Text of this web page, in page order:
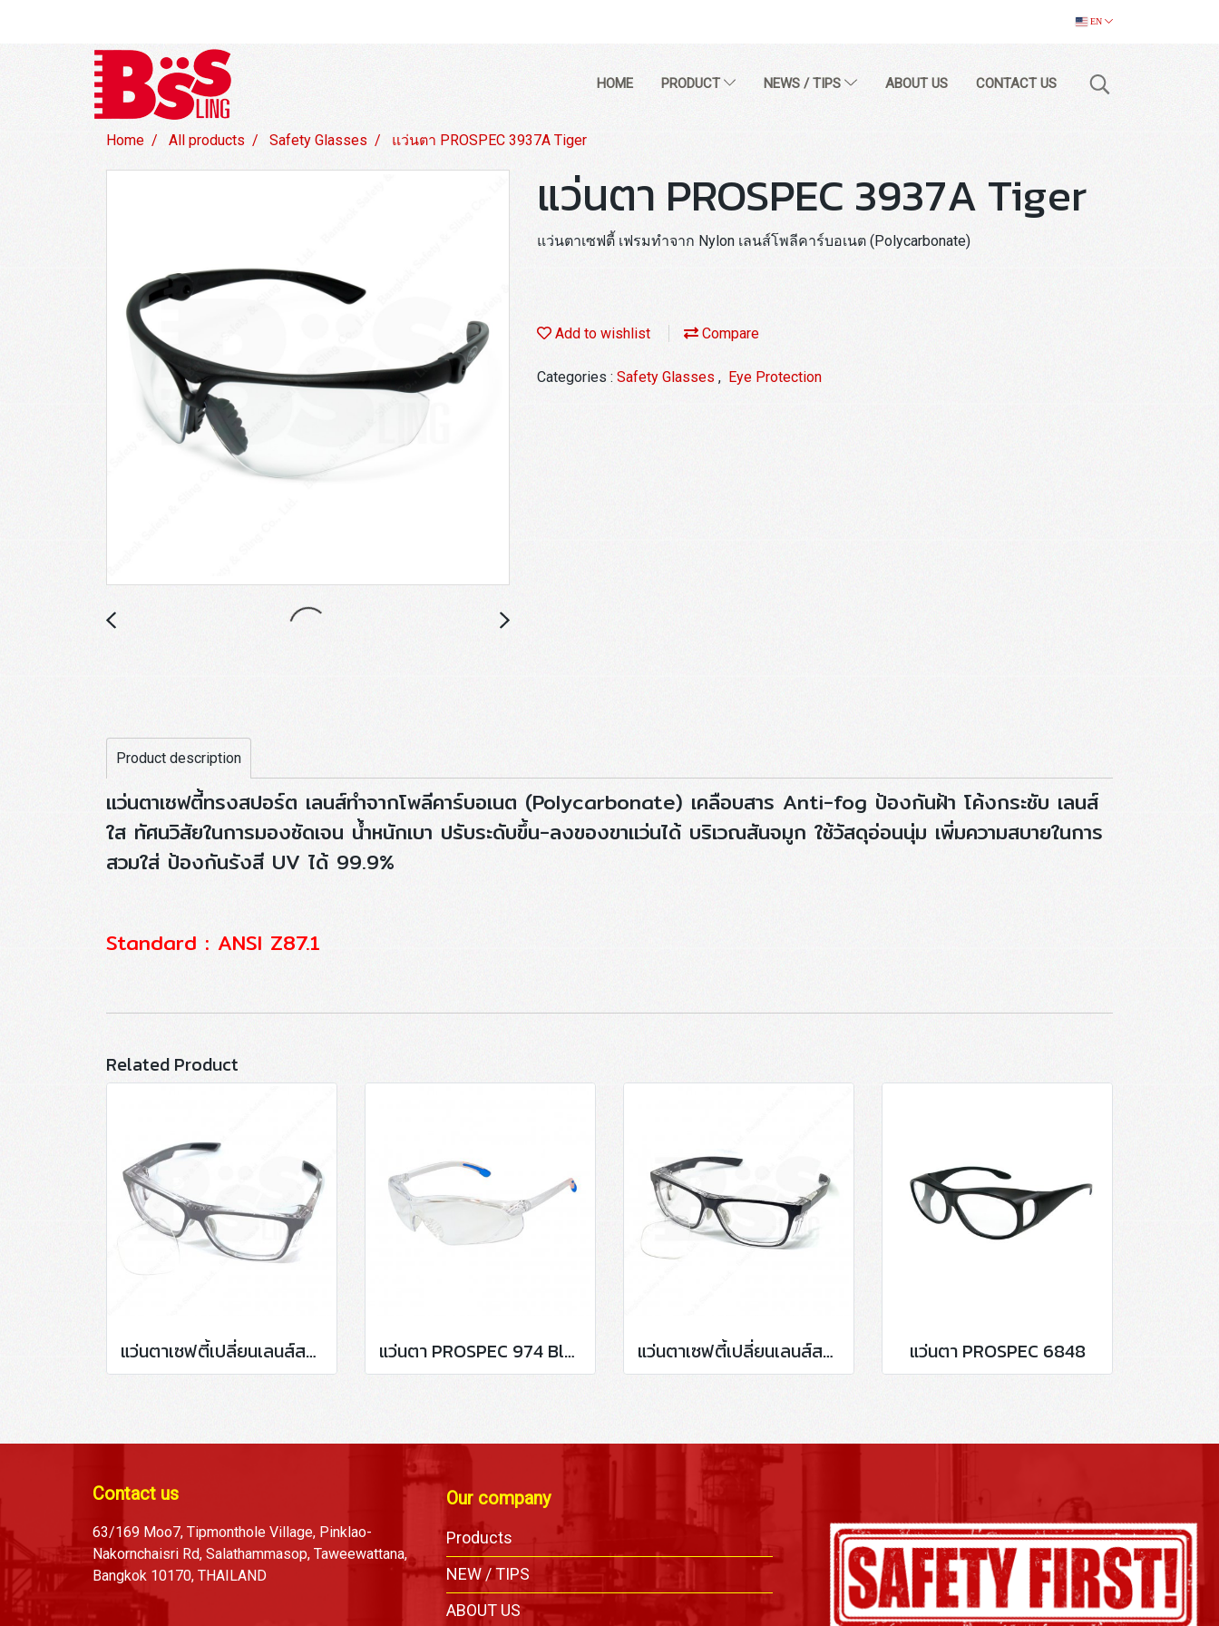
EN
HOME PRODUCT NEWS / TIPS ABOUT US CONTACT US
Home All products Safety Glasses แว่นตา PROSPEC 3937A Tiger
แว่นตา PROSPEC 3937A Tiger
แว่นตาเซฟตี้ เฟรมทำจาก Nylon เลนส์โพลีคาร์บอเนต (Polycarbonate)
Add to wishlist Compare
Categories : Safety Glasses , Eye Protection
Product description
แว่นตาเซฟตี้ทรงสปอร์ต เลนส์ทำจากโพลีคาร์บอเนต (Polycarbonate) เคลือบสาร Anti-fog ป้องกันฝ้า โค้งกระชับ เลนส์
ใส ทัศนวิสัยในการมองชัดเจน น้ำหนักเบา ปรับระดับขึ้น-ลงของขาแว่นได้ บริเวณสันจมูก ใช้วัสดุอ่อนนุ่ม เพิ่มความสบายในการ
สวมใส่ ป้องกันรังสี UV ได้ 99.9%
Standard : ANSI Z87.1
Related Product
แว่นตาเซฟตี้เปลี่ยนเลนส์สายตา กรอบสีเทา P15011 แว่นตา PROSPEC 974 Blue AF แว่นตาเซฟตี้เปลี่ยนเลนส์สายตา กรอบสีดำ P15011 แว่นตา PROSPEC 6848
Contact us
63/169 Moo7, Tipmonthole Village, Pinklao-
Nakornchaisri Rd, Salathammasop, Taweewattana,
Bangkok 10170, THAILAND
Our company
Products
NEW / TIPS
ABOUT US